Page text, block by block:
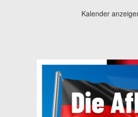
Kalender